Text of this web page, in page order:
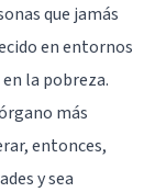
que jamás
en entornos
la pobreza.
más
entonces,
y sea